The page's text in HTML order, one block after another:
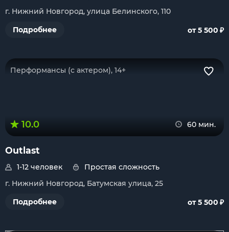
г. Нижний Новгород, улица Белинского, 110
Подробнее
от 5 500 ₽
Перформансы (с актером), 14+
10.0 60 мин.
Outlast
1-12 человек
Простая сложность
г. Нижний Новгород, Батумская улица, 25
Подробнее
от 5 500 ₽